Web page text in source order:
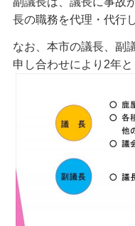
長の職務を代理・代行
なお、本市の議長、副
申し合わせにより2年と